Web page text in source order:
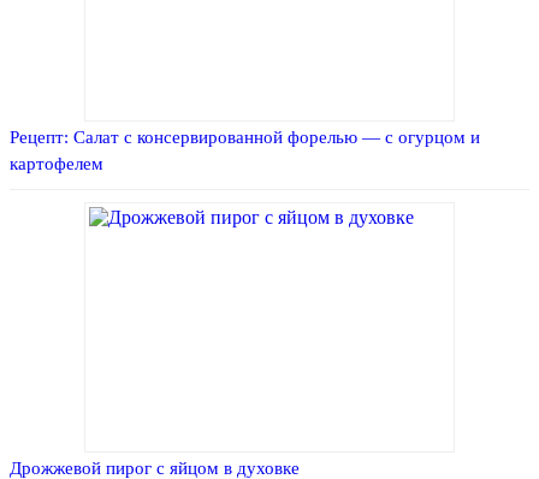
Рецепт: Салат с консервированной форелью — с огурцом и
картофелем
Дрожжевой пирог с яйцом в духовке